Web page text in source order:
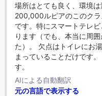
場所はとても良く、環境は
200,000ルピアのこのク
です。特にスマートテレ
ります（でも、本当に周
た）。 欠点はトイレにお
まっていることだけです
す。
AIによる自動翻訳
元の言語で表示する